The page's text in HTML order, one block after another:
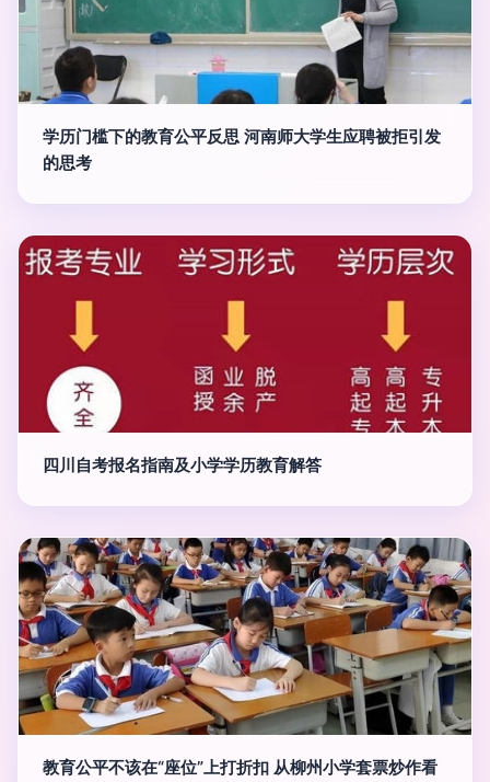
学历门槛下的教育公平反思 河南师大学生应聘被拒引发
的思考
四川自考报名指南及小学学历教育解答
教育公平不该在“座位”上打折扣 从柳州小学套票炒作看